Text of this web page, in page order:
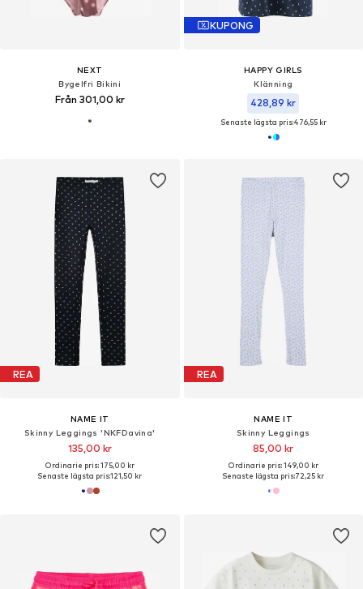
NEXT
Bygelfri Bikini
Från 301,00 kr
KUPONG
HAPPY GIRLS
Klänning
428,89 kr
Senaste lägsta pris:476,55 kr
REA
NAME IT
Skinny Leggings 'NKFDavina'
135,00 kr
Ordinarie pris: 175,00 kr
Senaste lägsta pris:121,50 kr
REA
NAME IT
Skinny Leggings
85,00 kr
Ordinarie pris: 149,00 kr
Senaste lägsta pris:72,25 kr